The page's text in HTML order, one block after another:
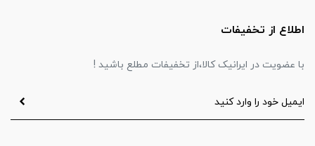
اطلاع از تخفیفات
با عضویت در ایرانیک کالا،از تخفیفات مطلع باشید !